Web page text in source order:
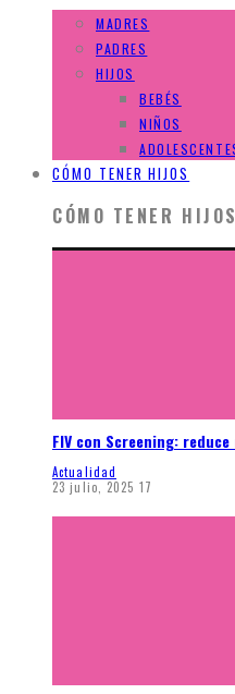
MADRES
PADRES
HIJOS
BEBÉS
NIÑOS
CÓMO TENER HIJOS
CÓMO TENER HIJOS
FIV con Screening:
Actualidad
23 julio, 2025 17